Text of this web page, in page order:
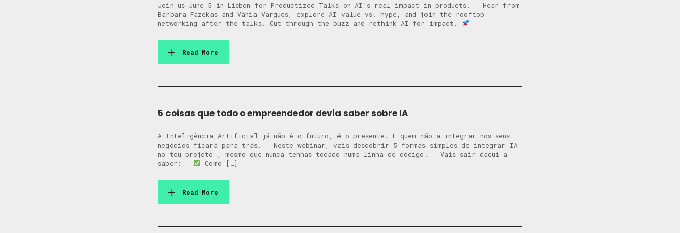
Join us June 5 in Lisbon for Productized Talks on AI’s real impact in products. Hear from
Barbara Fazekas and Vânia Vargues, explore AI value vs. hype, and join the rooftop
networking after the talks. Cut through the buzz and rethink AI for impact.
Read More
5 coisas que todo o empreendedor devia saber sobre IA
A Inteligência Artificial já não é o futuro, é o presente. E quem não a integrar nos seus
negócios ficará para trás. Neste webinar, vais descobrir 5 formas simples de integrar IA
no teu projeto , mesmo que nunca tenhas tocado numa linha de código. Vais sair daqui a
saber:
Como […]
Read More